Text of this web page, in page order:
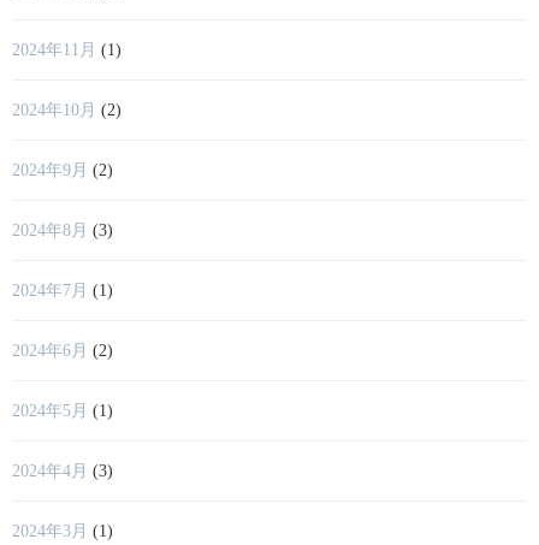
2024年11月 (1)
2024年10月 (2)
2024年9月 (2)
2024年8月 (3)
2024年7月 (1)
2024年6月 (2)
2024年5月 (1)
2024年4月 (3)
2024年3月 (1)